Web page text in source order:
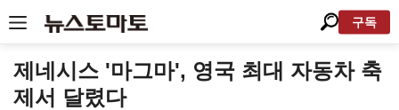
구독
제네시스 '마그마', 영국 최대 자동차 축
제서 달렸다